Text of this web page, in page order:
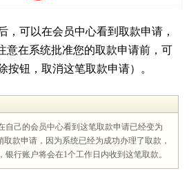
，可以在会员中心看到取款申请，
意在系统批准您的取款申请前，可
按钮，取消这笔取款申请）。
自己的会员中心看到这笔取款申请已经变为
取款申请，因为系统已经为成功办理了取款，
行账户将会在1个工作日内收到这笔取款。